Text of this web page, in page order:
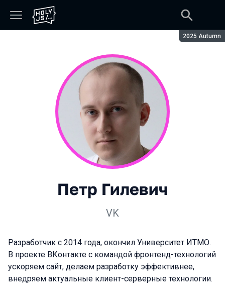
Сезон:
2025 Autumn
Петр Гилевич
VK
Разработчик с 2014 года, окончил Университет ИТМО.
В проекте ВКонтакте с командой фронтенд-технологий
ускоряем сайт, делаем разработку эффективнее,
внедряем актуальные клиент-серверные технологии.